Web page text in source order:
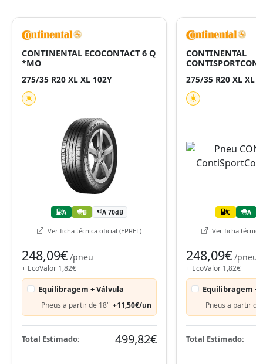
CONTINENTAL ECOCONTACT 6 Q
*MO
275/35 R20 XL XL 102Y
A B A 70dB
Ver ficha técnica oficial (EPREL)
248,09€ /pneu
+ EcoValor 1,82€
Equilibragem + Válvula
Pneus a partir de 18" +11,50€/un
Total Estimado: 499,82€
CONTINENTAL
275/35 R20 XL XL
C A
Ver ficha técnica
248,09€ /pneu
+ EcoValor 1,82€
Equilibragem +
Pneus a partir
Total Estimado: